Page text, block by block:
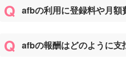
afbの利用に登録料や月額
afbの報酬はどのように支